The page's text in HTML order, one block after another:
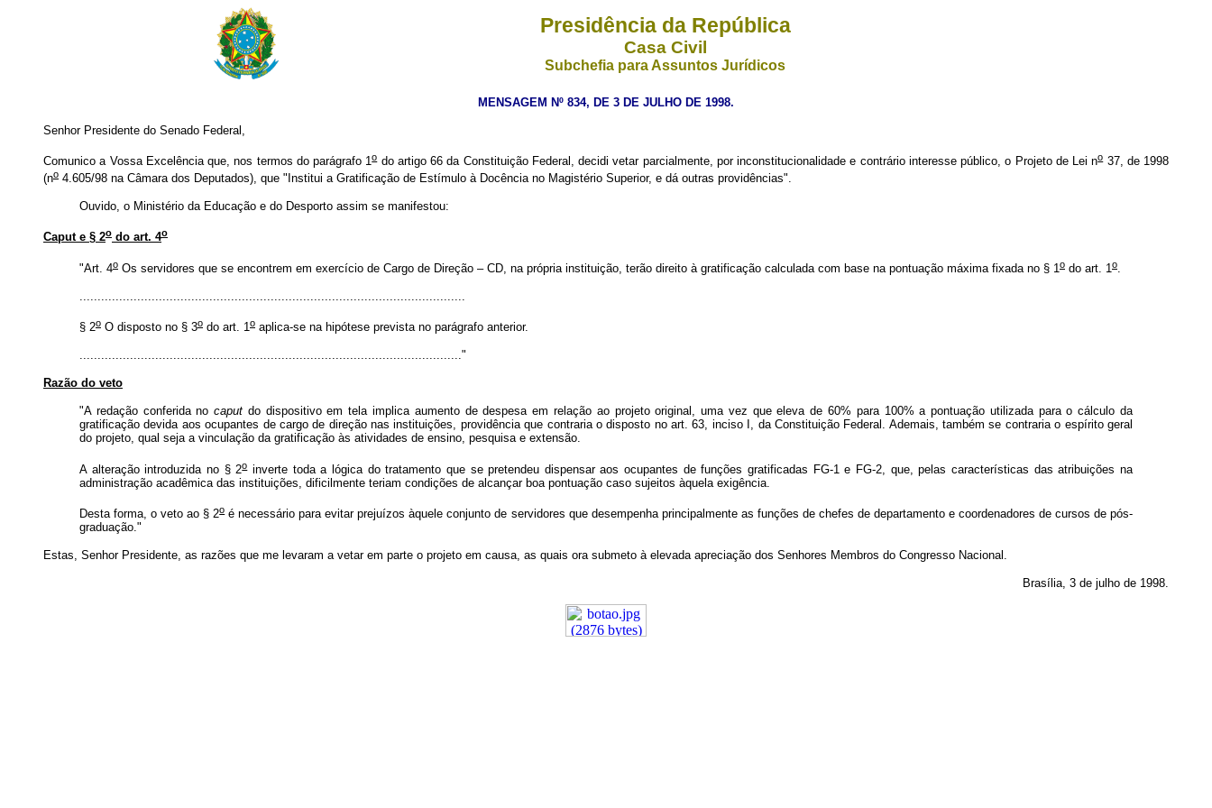
Presidência da República
Casa Civil
Subchefia para Assuntos Jurídicos
MENSAGEM Nº 834, DE 3 DE JULHO DE 1998.
Senhor Presidente do Senado Federal,
Comunico a Vossa Excelência que, nos termos do parágrafo 1odo artigo 66 da Constituição Federal, decidi vetar parcialmente, por inconstitucionalidade e contrário interesse público, o Projeto de Lei no37, de 1998
(no 4.605/98 na Câmara dos Deputados), que "Institui a Gratificação de Estímulo à Docência no Magistério Superior, e dá outras providências".
Ouvido, o Ministério da Educação e do Desporto assim se manifestou:
Caput e § 2o do art. 4o
"Art. 4o Os servidores que se encontrem em exercício de Cargo de Direção – CD, na própria instituição, terão direito à gratificação calculada com base na pontuação máxima fixada no § 1 o do art. 1 o
§ 2o O disposto no § 3o do art. 1o aplica-se na hipótese prevista no parágrafo anterior.
.........................................................................................................."
Razão do veto
"A redação conferida nocaput do dispositivo em tela implica aumento de despesa em relação ao projeto original, uma vez que eleva de 60% para 100% a pontuação utilizada para o cálculo da
gratificação devida aos ocupantes de cargo de direção nas instituições, providência que contraria o disposto no art. 63, inciso I, da Constituição Federal. Ademais, também se contraria o espírito geral
do projeto, qual seja a vinculação da gratificação às atividades de ensino, pesquisa e extensão.
A alteração introduzida no § 2oinverte toda a lógica do tratamento que se pretendeu dispensar aos ocupantes de funções gratificadas FG-1 e FG-2, que, pelas características das atribuições na
administração acadêmica das instituições, dificilmente teriam condições de alcançar boa pontuação caso sujeitos àquela exigência.
Desta forma, o veto ao § 2oé necessário para evitar prejuízos àquele conjunto de servidores que desempenha principalmente as funções de chefes de departamento e coordenadores de cursos de pós-
graduação."
Estas, Senhor Presidente, as razões que me levaram a vetar em parte o projeto em causa, as quais ora submeto à elevada apreciação dos Senhores Membros do Congresso Nacional.
Brasília, 3 de julho de 1998.